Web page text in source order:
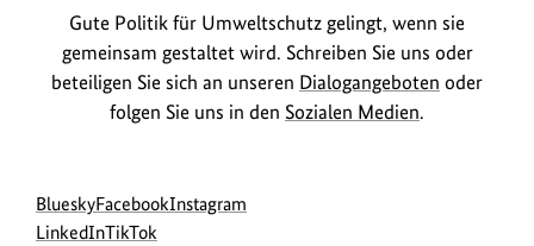
Gute Politik für Umweltschutz gelingt, wenn sie
gemeinsam gestaltet wird. Schreiben Sie uns oder
beteiligen Sie sich an unseren Dialogangeboten oder
folgen Sie uns in den Sozialen Medien.
Social
Media
Blueskyzur
Bluesky-
Facebookzur
Instagram
LinkedInzur
zur
TikTok